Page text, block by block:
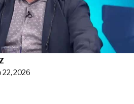
22, 2026